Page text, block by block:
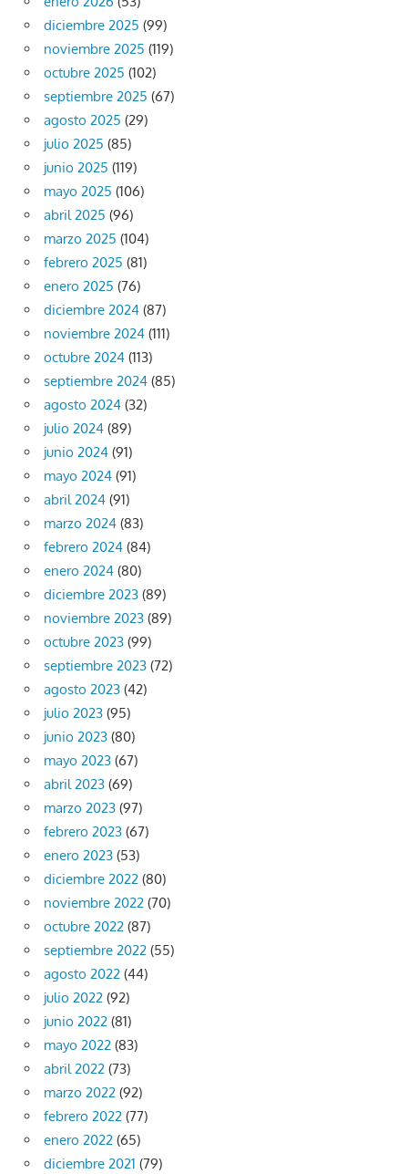
diciembre 2025 (99)
noviembre 2025 (119)
octubre 2025 (102)
septiembre 2025 (67)
agosto 2025 (29)
julio 2025 (85)
junio 2025 (119)
mayo 2025 (106)
abril 2025 (96)
marzo 2025 (104)
febrero 2025 (81)
enero 2025 (76)
diciembre 2024 (87)
noviembre 2024 (111)
octubre 2024 (113)
septiembre 2024 (85)
agosto 2024 (32)
julio 2024 (89)
junio 2024 (91)
mayo 2024 (91)
abril 2024 (91)
marzo 2024 (83)
febrero 2024 (84)
enero 2024 (80)
diciembre 2023 (89)
noviembre 2023 (89)
octubre 2023 (99)
septiembre 2023 (72)
agosto 2023 (42)
julio 2023 (95)
junio 2023 (80)
mayo 2023 (67)
abril 2023 (69)
marzo 2023 (97)
febrero 2023 (67)
enero 2023 (53)
diciembre 2022 (80)
noviembre 2022 (70)
octubre 2022 (87)
septiembre 2022 (55)
agosto 2022 (44)
julio 2022 (92)
junio 2022 (81)
mayo 2022 (83)
abril 2022 (73)
marzo 2022 (92)
febrero 2022 (77)
enero 2022 (65)
diciembre 2021 (79)